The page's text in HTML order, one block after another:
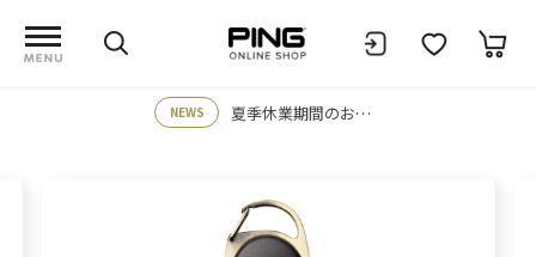
NEWS 夏季休業期間のお知らせ